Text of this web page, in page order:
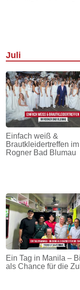
Juli
Einfach weiß &
Brautkleidertreffen im
Rogner Bad Blumau
Ein Tag in Manila –
als Chance für die